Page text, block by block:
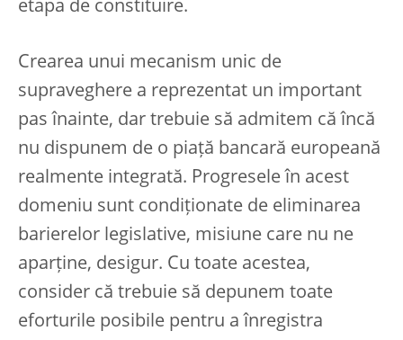
etapa de constituire.
Crearea unui mecanism unic de
supraveghere a reprezentat un important
pas înainte, dar trebuie să admitem că încă
nu dispunem de o piață bancară europeană
realmente integrată. Progresele în acest
domeniu sunt condiționate de eliminarea
barierelor legislative, misiune care nu ne
aparține, desigur. Cu toate acestea,
consider că trebuie să depunem toate
eforturile posibile pentru a înregistra